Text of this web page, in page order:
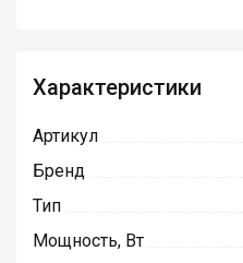
Характеристики
Артикул
Бренд
Тип
Мощность, Вт